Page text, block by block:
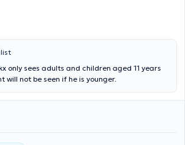
only sees adults and children aged 11 years
will not be seen if he is younger.